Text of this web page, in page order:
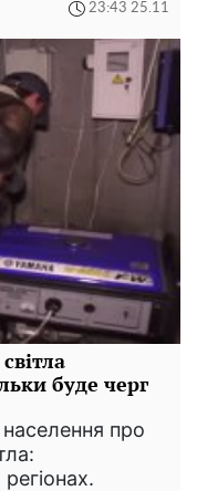
23:43 25.11
буде черг
про